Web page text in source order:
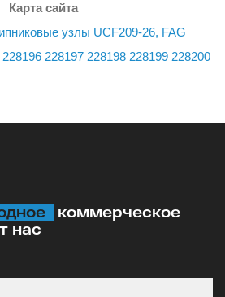
Карта сайта
узлы UCF209-26, FAG
228196 228197 228198 228199 228200
коммерческое
нас